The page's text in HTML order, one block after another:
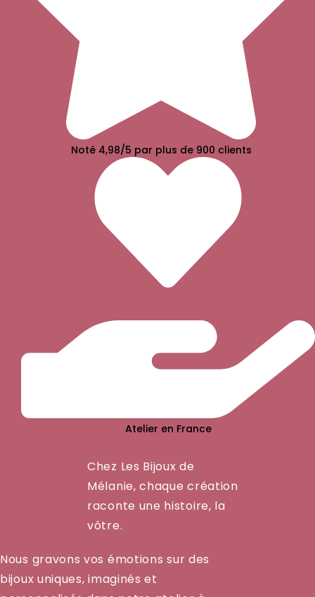
Noté 4,98/5 par plus de 900 clients
Atelier en France
Chez Les Bijoux de
Mélanie, chaque création
raconte une histoire, la
vôtre.
Nous gravons vos émotions sur des
bijoux uniques, imaginés et